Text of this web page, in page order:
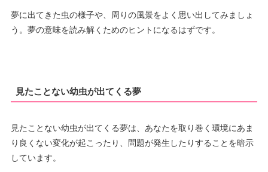
夢に出てきた虫の様子や、周りの風景をよく思い出してみましょ
う。夢の意味を読み解くためのヒントになるはずです。
見たことない幼虫が出てくる夢
見たことない幼虫が出てくる夢は、あなたを取り巻く環境にあま
り良くない変化が起こったり、問題が発生したりすることを暗示
しています。